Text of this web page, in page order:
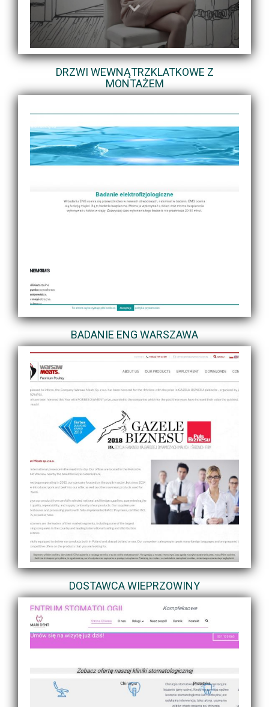
DRZWI WEWNĄTRZKLATKOWE Z
MONTAŻEM
BADANIE ENG WARSZAWA
DOSTAWCA WIEPRZOWINY